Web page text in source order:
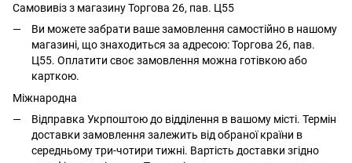
Самовивіз з магазину Торгова 26, пав. Ц55
Ви можете забрати ваше замовлення самостійно в нашому
магазині, що знаходиться за адресою: Торгова 26, пав.
Ц55. Оплатити своє замовлення можна готівкою або
карткою.
Міжнародна
Відправка Укрпоштою до відділення в вашому місті. Термін
доставки замовлення залежить від обраної країни в
середньому три-чотири тижні. Вартість доставки згідно